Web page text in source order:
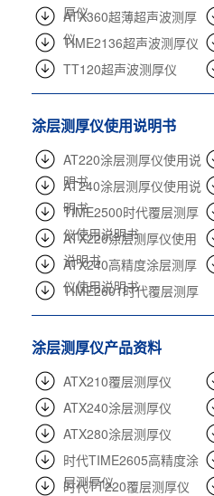
厚仪
ATX360超薄超声波测厚
仪
TIME2136超声波测厚仪
TT120超声波测厚仪
涂层测厚仪使用说明书
AT220涂层测厚仪使用说
明书
AT240涂层测厚仪使用说
明书
TIME2500时代覆层测厚
仪使用说明书
ATX220涂层测厚仪使用
说明书
ATX240高精度涂层测厚
仪使用说明书
TIME2601时代覆层测厚
仪使用说明书
涂层测厚仪产品资料
ATX210覆层测厚仪
ATX240涂层测厚仪
ATX280涂层测厚仪
时代TIME2605高精度涂
层测厚仪
时代TT220覆层测厚仪